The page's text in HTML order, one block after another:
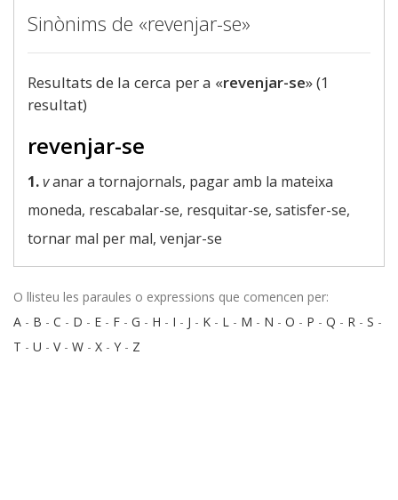
Sinònims de «revenjar-se»
Resultats de la cerca per a «revenjar-se» (1
resultat)
revenjar-se
1.vanar a tornajornals, pagar amb la mateixa
moneda, rescabalar-se, resquitar-se, satisfer-se,
tornar mal per mal, venjar-se
O llisteu les paraules o expressions que comencen per:
A - B - C - D - E - F - G - H - I - J - K - L - M - N - O - P - Q - R - S -
T - U - V- W - X - Y - Z